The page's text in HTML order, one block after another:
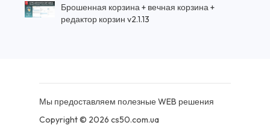
Брошенная корзина + вечная корзина +
редактор корзин v2.1.13
Мы предоставляем полезные WEB решения
Copyright © 2026 cs50.com.ua